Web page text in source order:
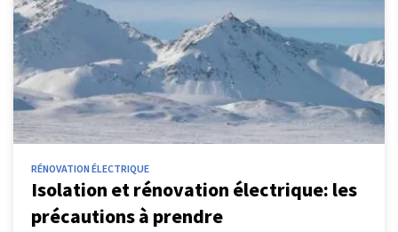
RÉNOVATION ÉLECTRIQUE
Isolation et rénovation électrique: les
précautions à prendre